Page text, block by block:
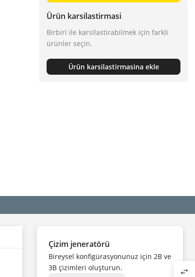
Ürün karsilastirmasi
Birbiri ile karsilastirabilmek için farkli
ürünler seçin.
Ürün karsilastirmasina ekle
Çizim jeneratörü
Bireysel konfigürasyonunuz için 2B ve
3B çizimleri oluşturun.
swap_horiz